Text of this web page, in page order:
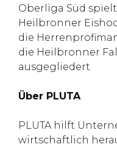
Oberliga Süd
Heilbronner
die
die Heilbronner
ausgegliedert.
Über PLUTA
PLUTA hilft
wirtschaftlich